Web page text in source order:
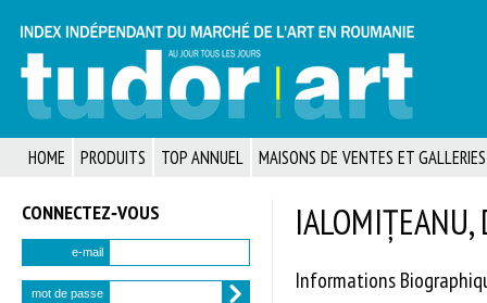
HOME PRODUITS TOP ANNUEL MAISONS DE VENTES ET GALLERIES
CONNECTEZ‑VOUS
e-mail
mot de passe Informations